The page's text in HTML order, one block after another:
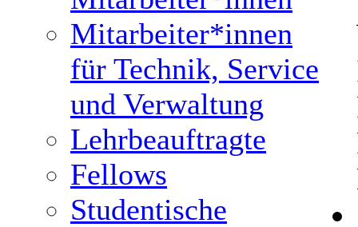
Mitarbeiter*innen
für Technik, Service
und Verwaltung
Lehrbeauftragte
Fellows
Studentische